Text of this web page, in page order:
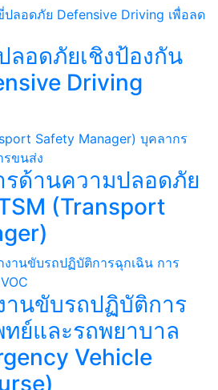
อดภัยเชิงป้องกัน
Driving
ด้านความปลอดภัย
(Transport
นขับรถปฏิบัติการ
ย์และรถพยาบาล
Vehicle